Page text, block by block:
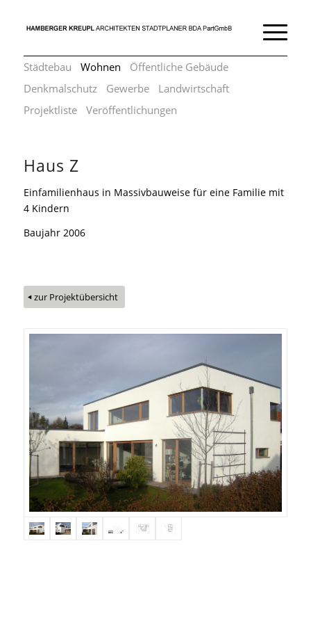
Städtebau Wohnen
Öffentliche Gebäude
Denkmalschutz
Gewerbe
Landwirtschaft
Projektliste
Veröffentlichungen
Haus Z
Einfamilienhaus in Massivbauweise für eine Familie mit
4 Kindern
Baujahr 2006
zur Projektübersicht